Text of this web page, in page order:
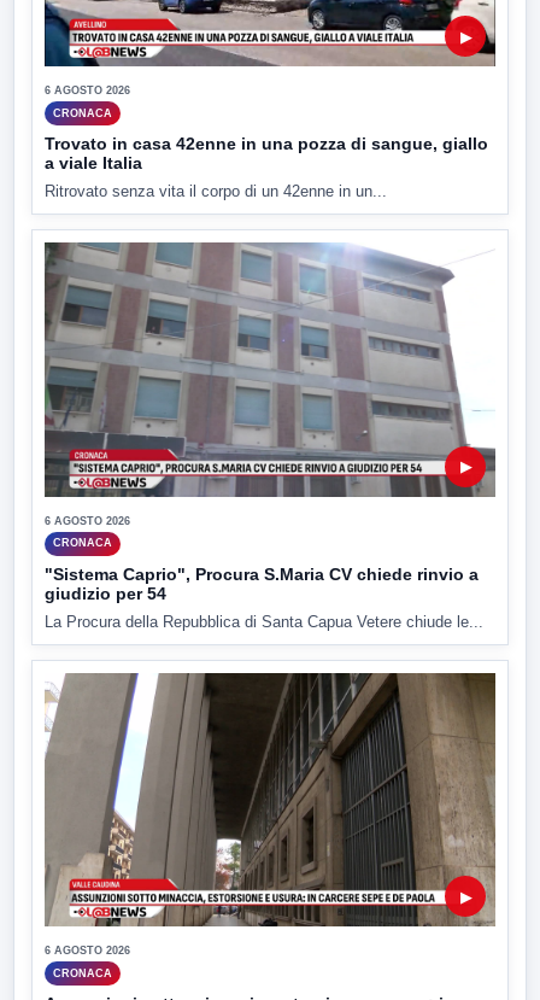
▶
6 AGOSTO 2026
CRONACA
Trovato in casa 42enne in una pozza di sangue, giallo
a viale Italia
Ritrovato senza vita il corpo di un 42enne in un...
▶
6 AGOSTO 2026
CRONACA
"Sistema Caprio", Procura S.Maria CV chiede rinvio a
giudizio per 54
La Procura della Repubblica di Santa Capua Vetere chiude le...
▶
6 AGOSTO 2026
CRONACA